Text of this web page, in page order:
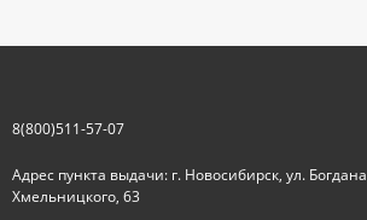
8(800)511-57-07
Адрес пункта выдачи: г. Новосибирск, ул. Богдана
Хмельницкого, 63